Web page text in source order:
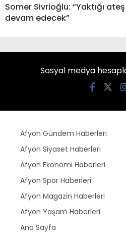
Somer Sivrioğlu: “Yaktığı
devam edecek”
Sosyal medya
Afyon Gündem Haberleri
Afyon Siyaset Haberleri
Afyon Ekonomi Haberleri
Afyon Spor Haberleri
Afyon Magazin Haberleri
Afyon Yaşam Haberleri
Ana Sayfa